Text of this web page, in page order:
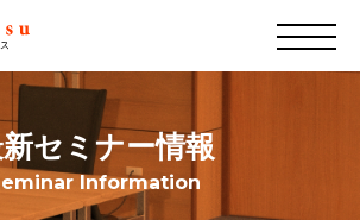
セミナー情報
Information